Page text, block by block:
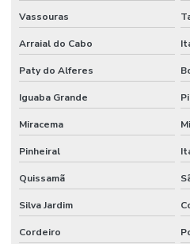
Vassouras
Arraial do Cabo
Paty do Alferes
Iguaba Grande
Miracema
Pinheiral
Quissamã
Silva Jardim
Cordeiro